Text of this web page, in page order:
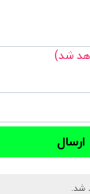
شد)
ارسال
شد.